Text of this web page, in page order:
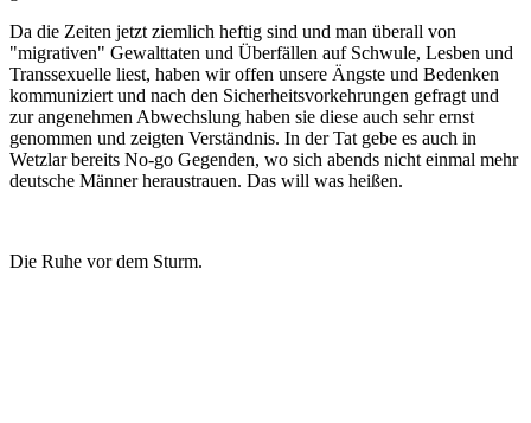
Da die Zeiten jetzt ziemlich heftig sind und man überall von
"migrativen" Gewalttaten und Überfällen auf Schwule, Lesben und
Transsexuelle liest, haben wir offen unsere Ängste und Bedenken
kommuniziert und nach den Sicherheitsvorkehrungen gefragt und
zur angenehmen Abwechslung haben sie diese auch sehr ernst
genommen und zeigten Verständnis. In der Tat gebe es auch in
Wetzlar bereits No-go Gegenden, wo sich abends nicht einmal mehr
deutsche Männer heraustrauen. Das will was heißen.
Die Ruhe vor dem Sturm.